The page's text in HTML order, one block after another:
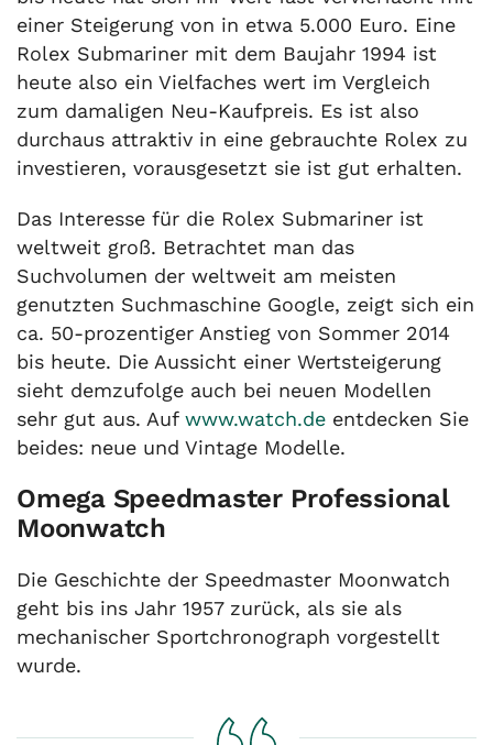
einer Steigerung von in etwa 5.000 Euro. Eine
Rolex Submariner mit dem Baujahr 1994 ist
heute also ein Vielfaches wert im Vergleich
zum damaligen Neu-Kaufpreis. Es ist also
durchaus attraktiv in eine gebrauchte Rolex zu
investieren, vorausgesetzt sie ist gut erhalten.
Das Interesse für die Rolex Submariner ist
weltweit groß. Betrachtet man das
Suchvolumen der weltweit am meisten
genutzten Suchmaschine Google, zeigt sich ein
ca. 50-prozentiger Anstieg von Sommer 2014
bis heute. Die Aussicht einer Wertsteigerung
sieht demzufolge auch bei neuen Modellen
sehr gut aus. Auf www.watch.de entdecken Sie
beides: neue und Vintage Modelle.
Omega Speedmaster Professional
Moonwatch
Die Geschichte der Speedmaster Moonwatch
geht bis ins Jahr 1957 zurück, als sie als
mechanischer Sportchronograph vorgestellt
wurde.